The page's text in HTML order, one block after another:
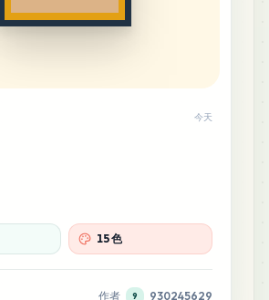
今天
15 色
作者 9 930245629